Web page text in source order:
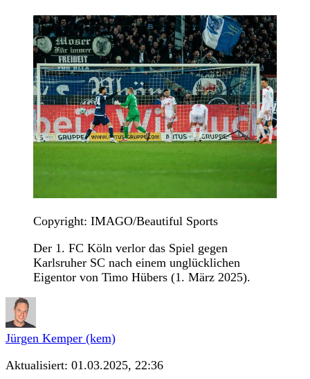
Copyright: IMAGO/Beautiful Sports
Der 1. FC Köln verlor das Spiel gegen
Karlsruher SC nach einem unglücklichen
Eigentor von Timo Hübers (1. März 2025).
Jürgen Kemper (kem)
Aktualisiert: 01.03.2025, 22:36